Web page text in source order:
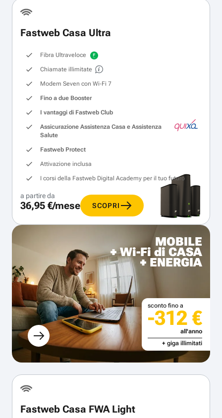
Fastweb Casa Ultra
Fibra Ultraveloce
Chiamate illimitate
Modem Seven con Wi‑Fi 7
Fino a due Booster
I vantaggi di Fastweb Club
Assicurazione Assistenza Casa e Assistenza
Salute
Fastweb Protect
Attivazione inclusa
I corsi della Fastweb Digital Academy per il tuo futuro
a partire da
36,95 €/mese SCOPRI
MOBILE
+ Wi-Fi di CASA
+ ENERGIA
sconto fino a
-312 €
all'anno
+ giga illimitati
Fastweb Casa FWA Light